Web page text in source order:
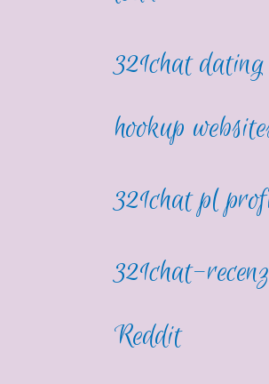
321chat dating
hookup
321chat pl
321chat-
Reddit